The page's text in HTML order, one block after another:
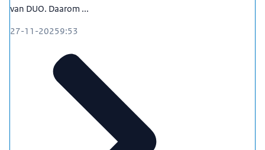
van DUO. Daarom ...
27-11-20259:53